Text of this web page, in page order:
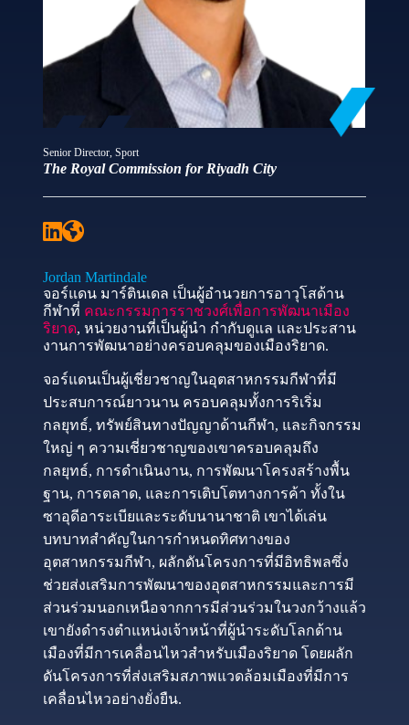
Senior Director, Sport
The Royal Commission for Riyadh City
Jordan Martindale
จอร์แดน มาร์ตินเดล เป็นผู้อำนวยการอาวุโสด้าน
กีฬาที่ คณะกรรมการราชวงศ์เพื่อการพัฒนาเมือง
ริยาด, หน่วยงานที่เป็นผู้นำ กำกับดูแล และประสาน
งานการพัฒนาอย่างครอบคลุมของเมืองริยาด.
จอร์แดนเป็นผู้เชี่ยวชาญในอุตสาหกรรมกีฬาที่มี
ประสบการณ์ยาวนาน ครอบคลุมทั้งการริเริ่ม
กลยุทธ์, ทรัพย์สินทางปัญญาด้านกีฬา, และกิจกรรม
ใหญ่ ๆ ความเชี่ยวชาญของเขาครอบคลุมถึง
กลยุทธ์, การดำเนินงาน, การพัฒนาโครงสร้างพื้น
ฐาน, การตลาด, และการเติบโตทางการค้า ทั้งใน
ซาอุดีอาระเบียและระดับนานาชาติ เขาได้เล่น
บทบาทสำคัญในการกำหนดทิศทางของ
อุตสาหกรรมกีฬา, ผลักดันโครงการที่มีอิทธิพลซึ่ง
ช่วยส่งเสริมการพัฒนาของอุตสาหกรรมและการมี
ส่วนร่วมนอกเหนือจากการมีส่วนร่วมในวงกว้างแล้ว
เขายังดำรงตำแหน่งเจ้าหน้าที่ผู้นำระดับโลกด้าน
เมืองที่มีการเคลื่อนไหวสำหรับเมืองริยาด โดยผลัก
ดันโครงการที่ส่งเสริมสภาพแวดล้อมเมืองที่มีการ
เคลื่อนไหวอย่างยั่งยืน.